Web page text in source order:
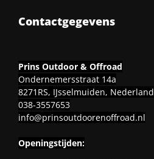
Contactgegevens
Prins Outdoor & Offroad
Ondernemersstraat 14a
8271RS, IJsselmuiden, Nederland
038-3557653
info@prinsoutdoorenoffroad.nl
Openingstijden: